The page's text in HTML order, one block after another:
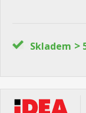
Skladem >